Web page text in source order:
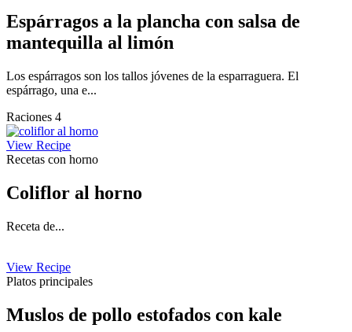
Espárragos a la plancha con salsa de
mantequilla al limón
Los espárragos son los tallos jóvenes de la esparraguera. El
espárrago, una e...
Raciones 4
View Recipe
Recetas con horno
Coliflor al horno
Receta de...
View Recipe
Platos principales
Muslos de pollo estofados con kale